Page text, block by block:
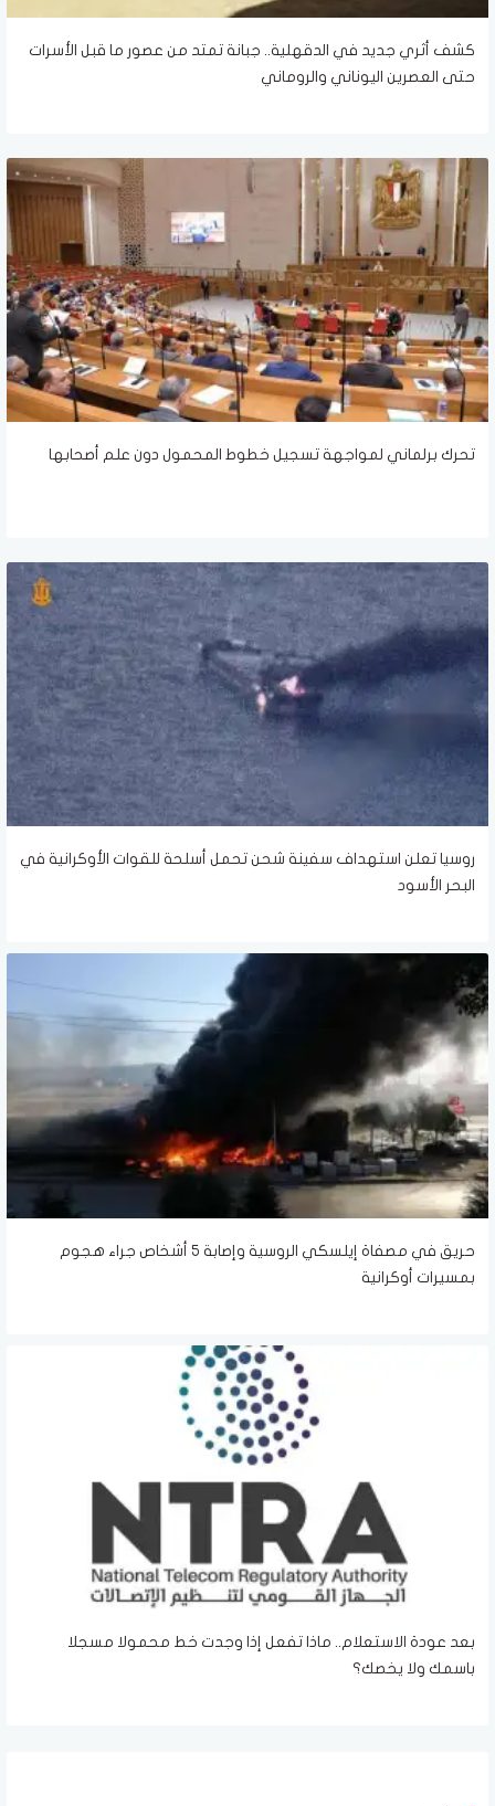
كشف أثري جديد في الدقهلية.. جبانة تمتد من عصور ما قبل الأسرات
حتى العصرين اليوناني والروماني
تحرك برلماني لمواجهة تسجيل خطوط المحمول دون علم أصحابها
روسيا تعلن استهداف سفينة شحن تحمل أسلحة للقوات الأوكرانية في
البحر الأسود
حريق في مصفاة إيلسكي الروسية وإصابة 5 أشخاص جراء هجوم
بمسيرات أوكرانية
بعد عودة الاستعلام.. ماذا تفعل إذا وجدت خط محمولا مسجلا
باسمك ولا يخصك؟